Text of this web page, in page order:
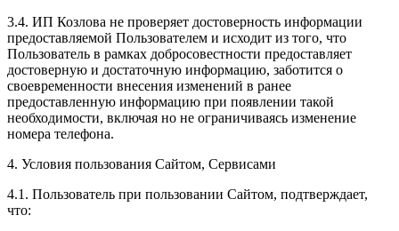
3.4. ИП Козлова не проверяет достоверность информации
предоставляемой Пользователем и исходит из того, что
Пользователь в рамках добросовестности предоставляет
достоверную и достаточную информацию, заботится о
своевременности внесения изменений в ранее
предоставленную информацию при появлении такой
необходимости, включая но не ограничиваясь изменение
номера телефона.
4. Условия пользования Сайтом, Сервисами
4.1. Пользователь при пользовании Сайтом, подтверждает,
что: